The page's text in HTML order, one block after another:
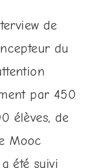
de
du
par 450
élèves, de
Mooc
a été suivi